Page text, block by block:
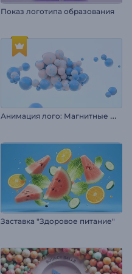
Показ логотипа образования
А
нимация лого: Магнитные шарики
Заставка "Здоровое питание"